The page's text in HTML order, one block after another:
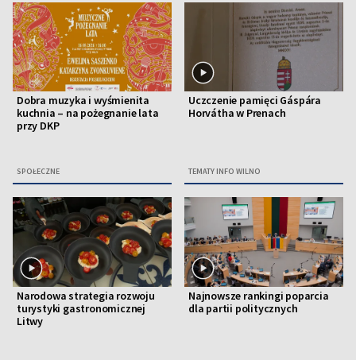
Dobra muzyka i wyśmienita
kuchnia – na pożegnanie lata
przy DKP
SPOŁECZNE
Uczczenie pamięci Gáspára
Horvátha w Prenach
TEMATY INFO WILNO
Narodowa strategia rozwoju
turystyki gastronomicznej
Litwy
Najnowsze rankingi poparcia
dla partii politycznych